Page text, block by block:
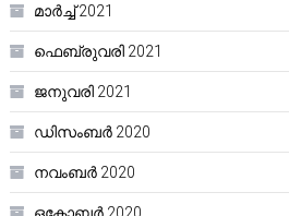
മാർച്ച്‌ 2021
ഫെബ്രുവരി 2021
ജനുവരി 2021
ഡിസംബർ 2020
നവംബർ 2020